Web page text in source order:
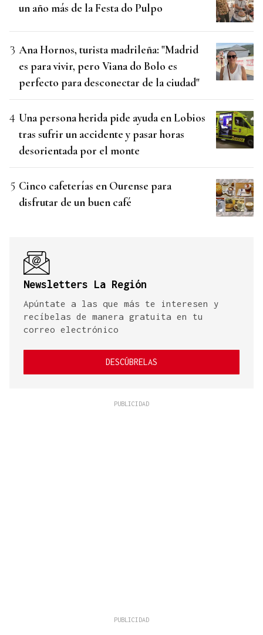
un año más de la Festa do Pulpo
Ana Hornos, turista madrileña: "Madrid
es para vivir, pero Viana do Bolo es
perfecto para desconectar de la ciudad"
Una persona herida pide ayuda en Lobios
tras sufrir un accidente y pasar horas
desorientada por el monte
Cinco cafeterías en Ourense para
disfrutar de un buen café
Newsletters La Región
Apúntate a las que más te interesen y
recíbelas de manera gratuita en tu
correo electrónico
DESCÚBRELAS